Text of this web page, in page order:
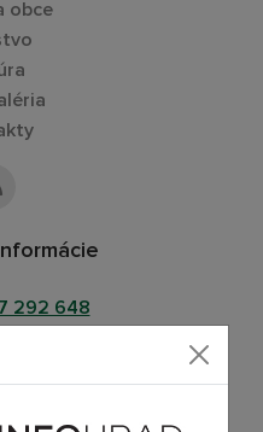
obce
292 648